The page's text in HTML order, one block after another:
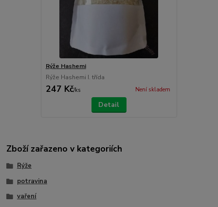
Rýže Hashemi
Rýže Hashemi I. třída
247 Kč/ks Není skladem
Detail
Zboží zařazeno v kategoriích
Rýže
potravina
vaření